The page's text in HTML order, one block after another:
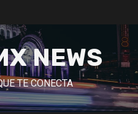
NEWS
TE CONECTA